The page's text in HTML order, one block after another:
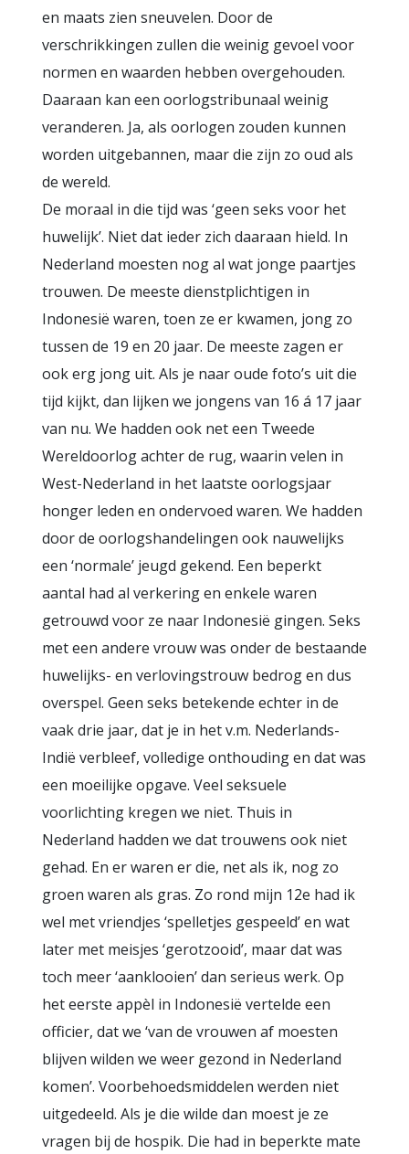
en maats zien sneuvelen. Door de
verschrikkingen zullen die weinig gevoel voor
normen en waarden hebben overgehouden.
Daaraan kan een oorlogstribunaal weinig
veranderen. Ja, als oorlogen zouden kunnen
worden uitgebannen, maar die zijn zo oud als
de wereld.
De moraal in die tijd was ‘geen seks voor het
huwelijk’. Niet dat ieder zich daaraan hield. In
Nederland moesten nog al wat jonge paartjes
trouwen. De meeste dienstplichtigen in
Indonesië waren, toen ze er kwamen, jong zo
tussen de 19 en 20 jaar. De meeste zagen er
ook erg jong uit. Als je naar oude foto’s uit die
tijd kijkt, dan lijken we jongens van 16 á 17 jaar
van nu. We hadden ook net een Tweede
Wereldoorlog achter de rug, waarin velen in
West-Nederland in het laatste oorlogsjaar
honger leden en ondervoed waren. We hadden
door de oorlogshandelingen ook nauwelijks
een ‘normale’ jeugd gekend. Een beperkt
aantal had al verkering en enkele waren
getrouwd voor ze naar Indonesië gingen. Seks
met een andere vrouw was onder de bestaande
huwelijks- en verlovingstrouw bedrog en dus
overspel. Geen seks betekende echter in de
vaak drie jaar, dat je in het v.m. Nederlands-
Indië verbleef, volledige onthouding en dat was
een moeilijke opgave. Veel seksuele
voorlichting kregen we niet. Thuis in
Nederland hadden we dat trouwens ook niet
gehad. En er waren er die, net als ik, nog zo
groen waren als gras. Zo rond mijn 12e had ik
wel met vriendjes ‘spelletjes gespeeld’ en wat
later met meisjes ‘gerotzooid’, maar dat was
toch meer ‘aanklooien’ dan serieus werk. Op
het eerste appèl in Indonesië vertelde een
officier, dat we ‘van de vrouwen af moesten
blijven wilden we weer gezond in Nederland
komen’. Voorbehoedsmiddelen werden niet
uitgedeeld. Als je die wilde dan moest je ze
vragen bij de hospik. Die had in beperkte mate